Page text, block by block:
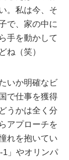
。私は今、そ
で、家の中に
手を動かして
ね（笑）
いか明確なビ
で仕事を獲得
うかは全く分
アプローチを
れを抱いてい
1」やオリンパ